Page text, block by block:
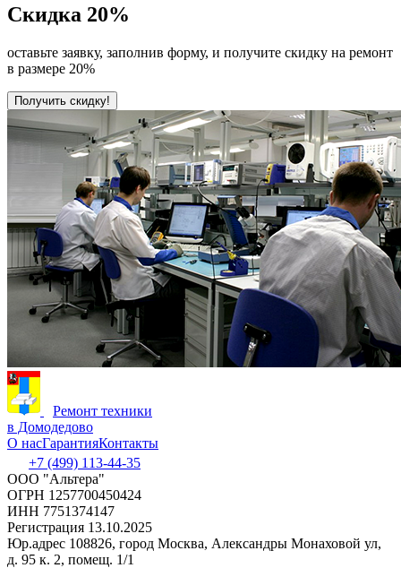
Скидка 20%
оставьте заявку, заполнив форму, и получите скидку на ремонт
в размере 20%
Получить скидку!
Ремонт техники
в Домодедово
О насГарантияКонтакты
+7 (499) 113-44-35
ООО "Альтера"
ОГРН 1257700450424
ИНН 7751374147
Регистрация 13.10.2025
Юр.адрес 108826, город Москва, Александры Монаховой ул,
д. 95 к. 2, помещ. 1/1